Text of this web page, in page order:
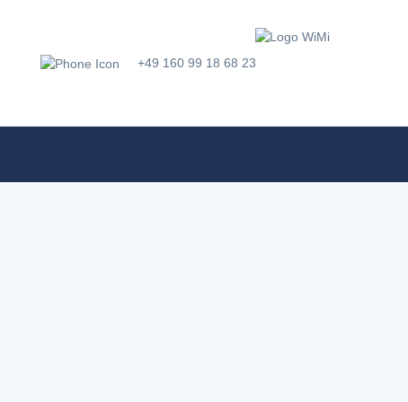
+49 160 99 18 68 23